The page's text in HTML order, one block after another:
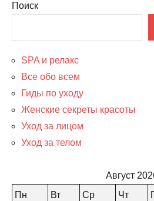
Поиск
SPA и релакс
Все обо всем
Гиды по уходу
Женские секреты красоты
Уход за лицом
Уход за телом
Август
Пн
Вт Ср Чт